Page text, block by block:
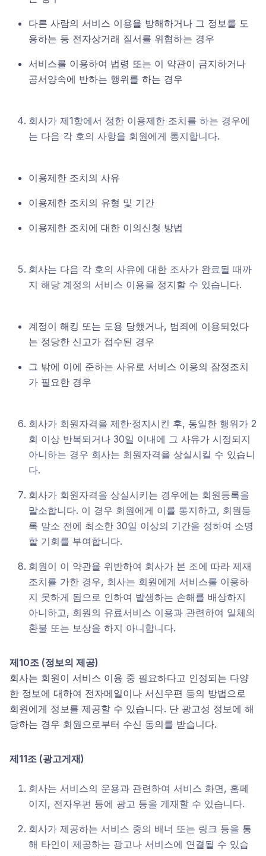
다른 사람의 서비스 이용을 방해하거나 그 정보를 도
용하는 등 전자상거래 질서를 위협하는 경우
서비스를 이용하여 법령 또는 이 약관이 금지하거나
공서양속에 반하는 행위를 하는 경우
회사가 제1항에서 정한 이용제한 조치를 하는 경우에
는 다음 각 호의 사항을 회원에게 통지합니다.
이용제한 조치의 사유
이용제한 조치의 유형 및 기간
이용제한 조치에 대한 이의신청 방법
회사는 다음 각 호의 사유에 대한 조사가 완료될 때까
지 해당 계정의 서비스 이용을 정지할 수 있습니다.
계정이 해킹 또는 도용 당했거나, 범죄에 이용되었다
는 정당한 신고가 접수된 경우
그 밖에 이에 준하는 사유로 서비스 이용의 잠정조치
가 필요한 경우
회사가 회원자격을 제한·정지시킨 후, 동일한 행위가 2
회 이상 반복되거나 30일 이내에 그 사유가 시정되지
아니하는 경우 회사는 회원자격을 상실시킬 수 있습니
다.
회사가 회원자격을 상실시키는 경우에는 회원등록을
말소합니다. 이 경우 회원에게 이를 통지하고, 회원등
록 말소 전에 최소한 30일 이상의 기간을 정하여 소명
할 기회를 부여합니다.
회원이 이 약관을 위반하여 회사가 본 조에 따라 제재
조치를 가한 경우, 회사는 회원에게 서비스를 이용하
지 못하게 됨으로 인하여 발생하는 손해를 배상하지
아니하고, 회원의 유료서비스 이용과 관련하여 일체의
환불 또는 보상을 하지 아니합니다.
제10조 (정보의 제공)
회사는 회원이 서비스 이용 중 필요하다고 인정되는 다양
한 정보에 대하여 전자메일이나 서신우편 등의 방법으로
회원에게 정보를 제공할 수 있습니다. 단 광고성 정보에 해
당하는 경우 회원으로부터 수신 동의를 받습니다.
제11조 (광고게재)
회사는 서비스의 운용과 관련하여 서비스 화면, 홈페
이지, 전자우편 등에 광고 등을 게재할 수 있습니다.
회사가 제공하는 서비스 중의 배너 또는 링크 등을 통
해 타인이 제공하는 광고나 서비스에 연결될 수 있습